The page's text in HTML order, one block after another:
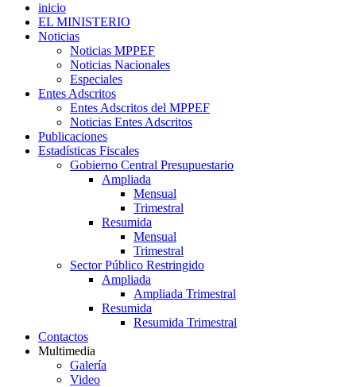
inicio
EL MINISTERIO
Noticias
Noticias MPPEF
Noticias Nacionales
Especiales
Entes Adscritos
Entes Adscritos del MPPEF
Noticias Entes Adscritos
Publicaciones
Estadísticas Fiscales
Gobierno Central Presupuestario
Ampliada
Mensual
Trimestral
Resumida
Mensual
Trimestral
Sector Público Restringido
Ampliada
Ampliada Trimestral
Resumida
Resumida Trimestral
Contactos
Multimedia
Galería
Video